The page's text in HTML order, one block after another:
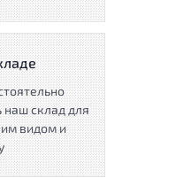
наш склад для
видом и